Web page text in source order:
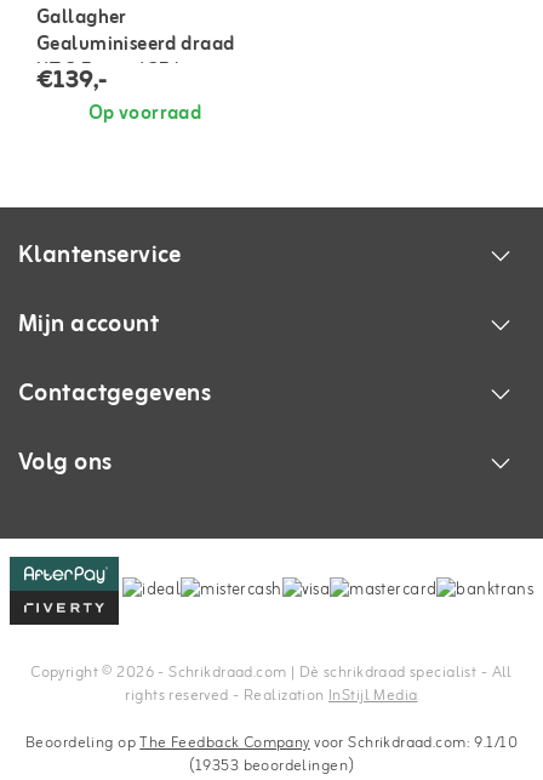
Gallagher
Gealuminiseerd draad
HT 2,5 mm / 25 kg ca
625 m
€139,-
Op voorraad
Klantenservice
Mijn account
Contactgegevens
Volg ons
Copyright © 2026 - Schrikdraad.com | Dè schrikdraad specialist - All
rights reserved - RealizationInStijl Media
Beoordeling opThe Feedback Companyvoor Schrikdraad.com: 9.1/10
(19353 beoordelingen)